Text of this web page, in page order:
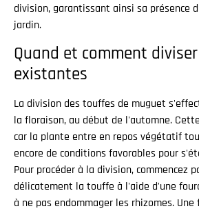
division, garantissant ainsi sa présence
jardin.
Quand et comment
existantes
La division des touffes de muguet
la floraison, au début de l'automne.
car la plante entre en repos végétatif
encore de conditions favorables pour
Pour procéder à la division, commencez
délicatement la touffe à l'aide d'une
à ne pas endommager les rhizomes.